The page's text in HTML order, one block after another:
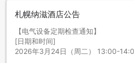
札幌纳滋酒店公告
【电气设备定期检查通知】
[日期和时间]
2026年3月24日（周二） 13:00-